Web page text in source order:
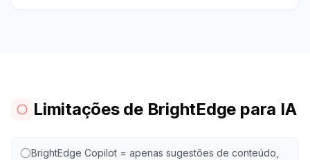
Limitações de BrightEdge para IA
BrightEdge Copilot = apenas sugestões de conteúdo,